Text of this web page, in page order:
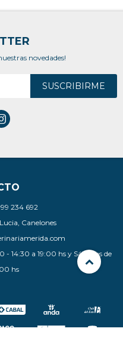
234 692
Canelones
- 14:30 a 19:00 hs y Sábados de
hs
novedades!
SUSCRIBIRME